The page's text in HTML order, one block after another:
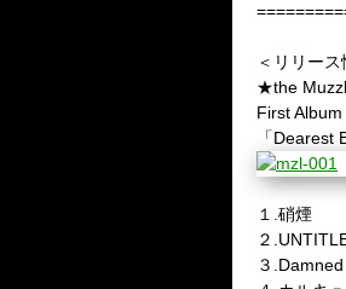
＜リリース
★the
First Album
「Dearest
１.硝煙
２
３.Damned